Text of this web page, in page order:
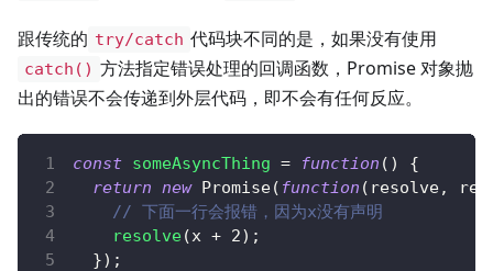
跟传统的 try/catch 代码块不同的是，如果没有使用
catch() 方法指定错误处理的回调函数，Promise 对象抛
出的错误不会传递到外层代码，即不会有任何反应。
const someAsyncThing = function ( )
{
return new Promise( function ( resolve,
// 下面一行会报错，因为x没有声明
resolve(x + 2) ;
}) ;